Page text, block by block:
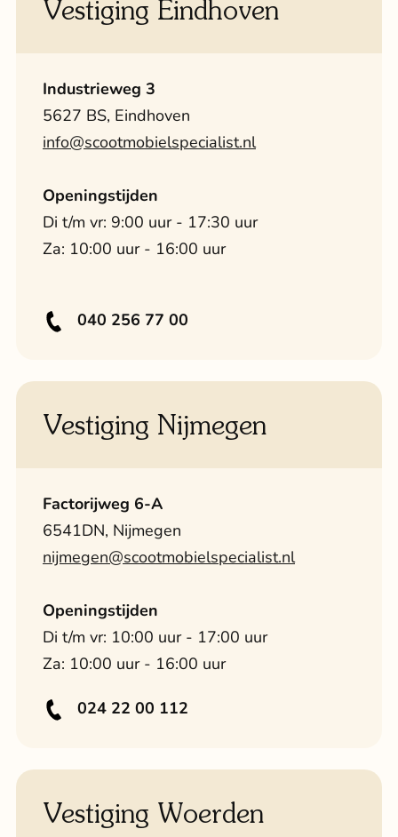
Vestiging Eindhoven
Industrieweg 3
5627 BS, Eindhoven
info@scootmobielspecialist.nl
Openingstijden
Di t/m vr: 9:00 uur - 17:30 uur
Za: 10:00 uur - 16:00 uur
040 256 77 00
Vestiging Nijmegen
Factorijweg 6-A
6541DN, Nijmegen
nijmegen@scootmobielspecialist.nl
Openingstijden
Di t/m vr: 10:00 uur - 17:00 uur
Za: 10:00 uur - 16:00 uur
024 22 00 112
Vestiging Woerden